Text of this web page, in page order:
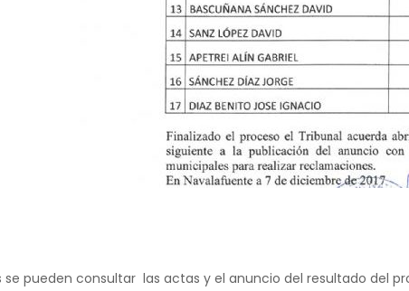
se pueden consultar las actas y el anuncio del resultado del